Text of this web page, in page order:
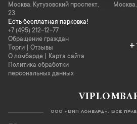
Москва, Кутузовский проспект,
23
Есть бесплатная парковка!
+7 (495) 212-12-77
Обращение граждан
Торги
Отзывы
О ломбарде
Карта сайта
Политика обработки
персональных данных
Москва,
ООО «ВИП Ломбард». Все